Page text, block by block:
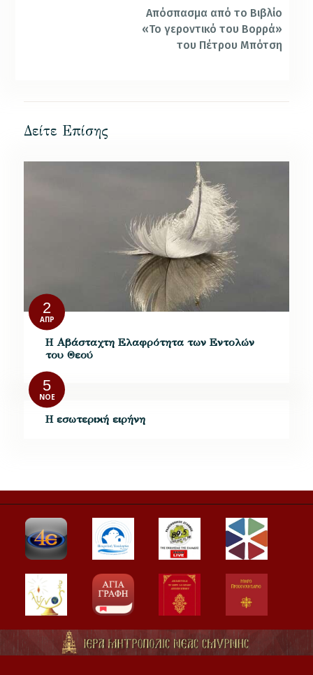
Απόσπασμα από το Βιβλίο
«Το γεροντικό του Βορρά»
του Πέτρου Μπότση
Δείτε Επίσης
2
ΑΠΡ
Η Αβάσταχτη Ελαφρότητα των Εντολών
του Θεού
5
ΝΟΈ
Η εσωτερική ειρήνη